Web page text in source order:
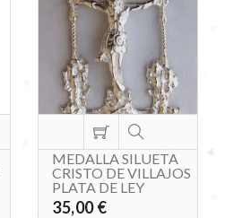
MEDALLA SILUETA
CRISTO DE VILLAJOS
PLATA DE LEY
35,00 €